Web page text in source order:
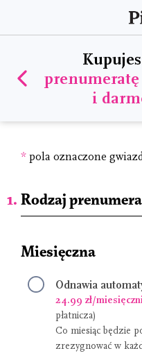
i
* pola oznaczone
Rodzaj
Miesięczna
Odnawia
24.99 zł/
płatnicza)
Co miesiąc będzie
zrezygnować w